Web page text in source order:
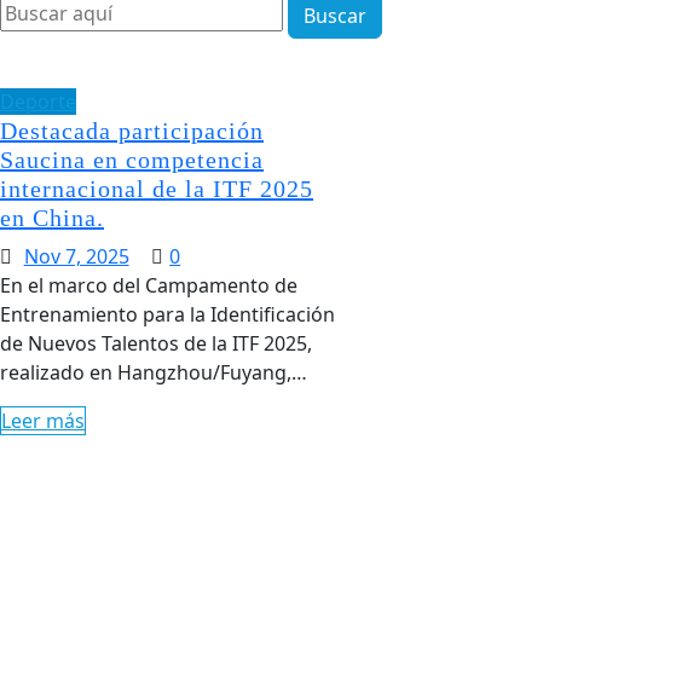
Buscar
Destacada participación
Saucina en competencia
internacional de la ITF 2025
en China.
Nov 7, 2025
0
En el marco del Campamento de
Entrenamiento para la Identificación
de Nuevos Talentos de la ITF 2025,
realizado en Hangzhou/Fuyang,…
Leer más